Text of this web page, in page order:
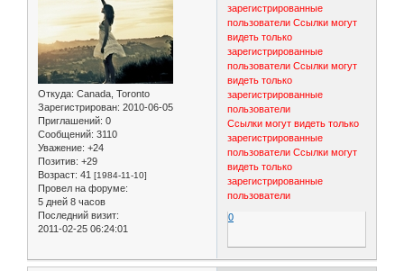
Откуда: Canada, Toronto
Зарегистрирован: 2010-06-05
Приглашений: 0
Сообщений: 3110
Уважение: +24
Позитив: +29
Возраст: 41 [1984-11-10]
Провел на форуме:
5 дней 8 часов
Последний визит:
2011-02-25 06:24:01
зарегистрированные
пользователи Ссылки могут
видеть только
зарегистрированные
пользователи Ссылки могут
видеть только
зарегистрированные
пользователи
Ссылки могут видеть только
зарегистрированные
пользователи Ссылки могут
видеть только
зарегистрированные
пользователи
0